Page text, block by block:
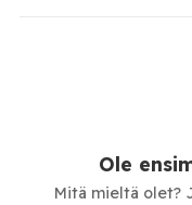
Ole
Mitä mieltä olet?